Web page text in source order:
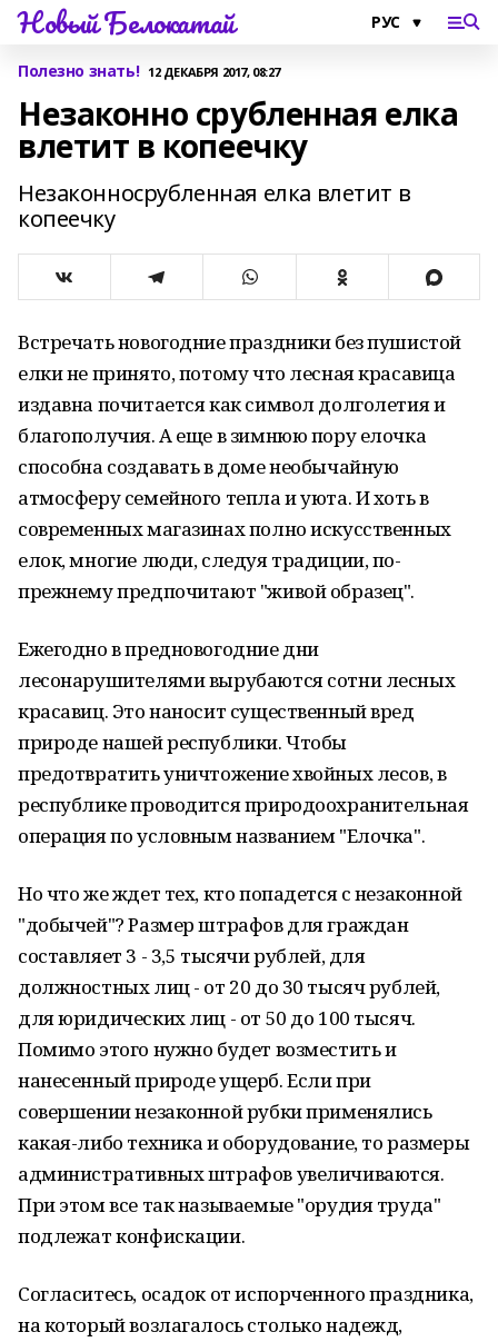
Новый Белокатай
Полезно знать! 12 ДЕКАБРЯ 2017, 08:27
Незаконно срубленная елка
влетит в копеечку
Незаконносрубленная елка влетит в
копеечку
Встречать новогодние праздники без пушистой
елки не принято, потому что лесная красавица
издавна почитается как символ долголетия и
благополучия. А еще в зимнюю пору елочка
способна создавать в доме необычайную
атмосферу семейного тепла и уюта. И хоть в
современных магазинах полно искусственных
елок, многие люди, следуя традиции, по-
прежнему предпочитают "живой образец".
Ежегодно в предновогодние дни
лесонарушителями вырубаются сотни лесных
красавиц. Это наносит существенный вред
природе нашей республики. Чтобы
предотвратить уничтожение хвойных лесов, в
республике проводится природоохранительная
операция по условным названием "Елочка".
Но что же ждет тех, кто попадется с незаконной
"добычей"? Размер штрафов для граждан
составляет 3 - 3,5 тысячи рублей, для
должностных лиц - от 20 до 30 тысяч рублей,
для юридических лиц - от 50 до 100 тысяч.
Помимо этого нужно будет возместить и
нанесенный природе ущерб. Если при
совершении незаконной рубки применялись
какая-либо техника и оборудование, то размеры
административных штрафов увеличиваются.
При этом все так называемые "орудия труда"
подлежат конфискации.
Согласитесь, осадок от испорченного праздника,
на который возлагалось столько надежд,